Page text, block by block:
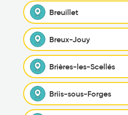
Breuillet
Breux-Jouy
Brières-les-Scellés
Briis-sous-Forges